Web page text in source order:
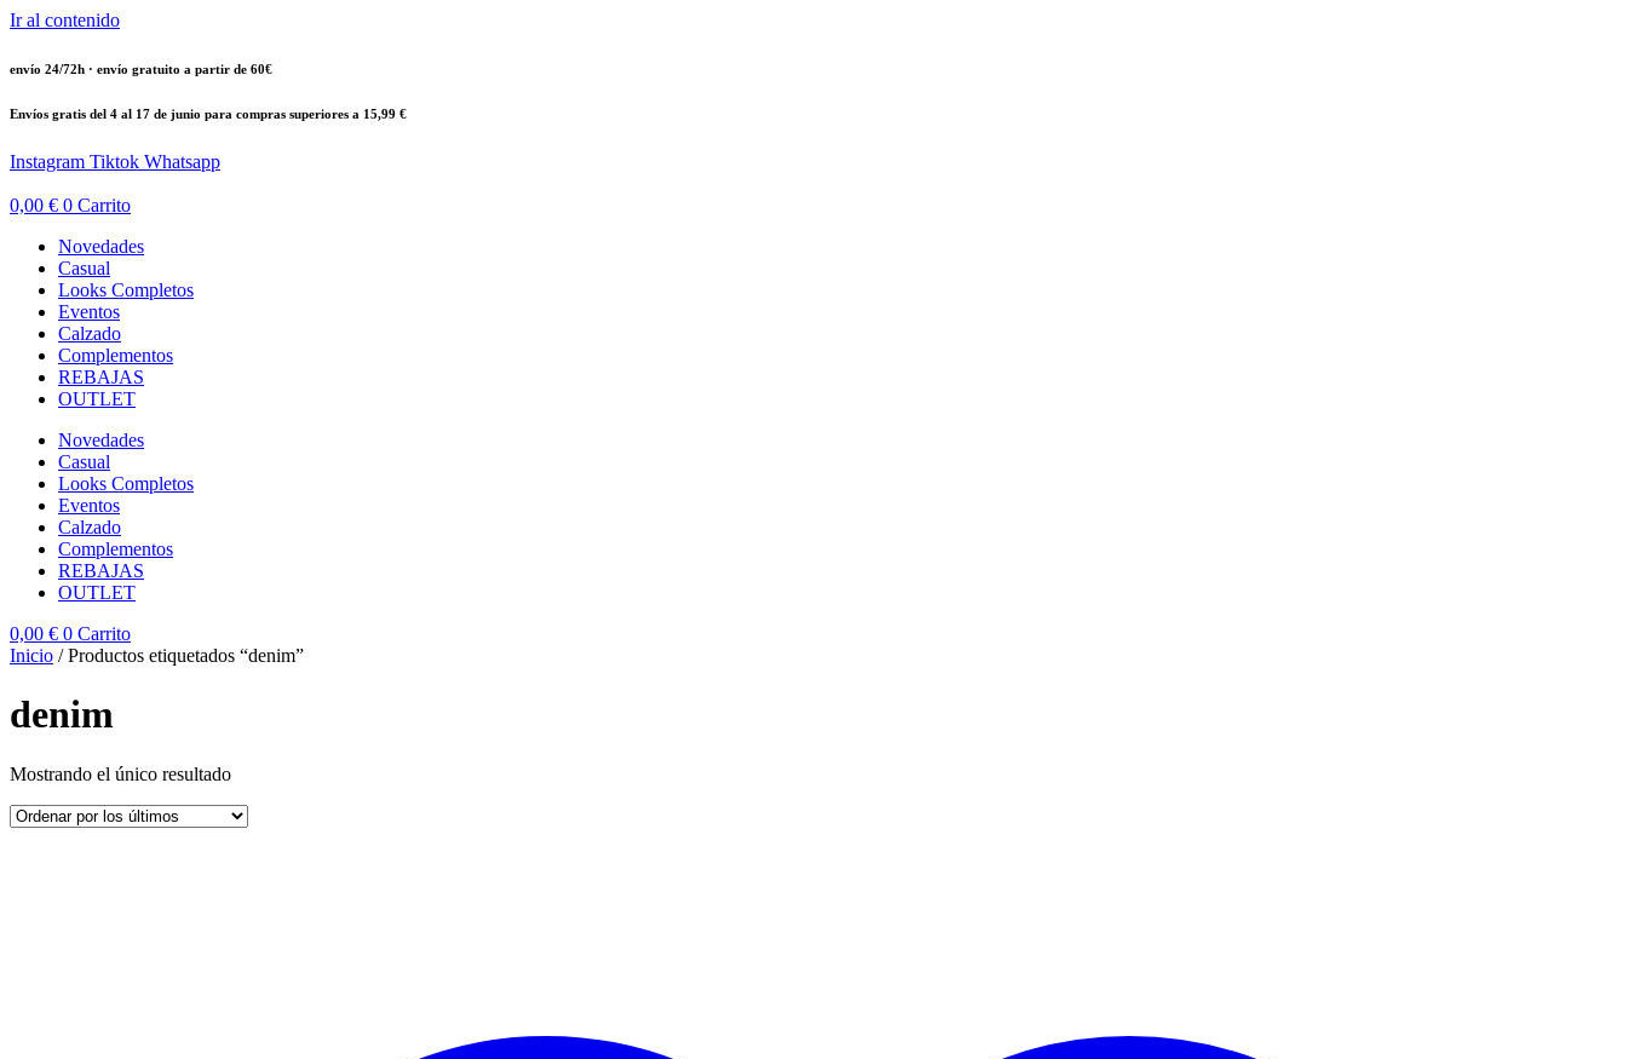
Ir al contenido
envío 24/72h · envío gratuito a partir de 60€
Envíos gratis del 4 al 17 de junio para compras superiores a 15,99 €
Instagram Tiktok Whatsapp
0,00 € 0 Carrito
Novedades
Casual
Looks Completos
Eventos
Calzado
Complementos
REBAJAS
OUTLET
Novedades
Casual
Looks Completos
Eventos
Calzado
Complementos
REBAJAS
OUTLET
0,00 € 0 Carrito
Inicio / Productos etiquetados “denim”
denim
Mostrando el único resultado